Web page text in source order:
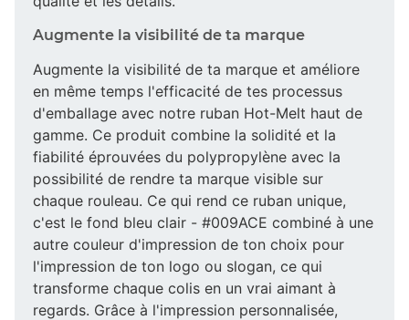
Augmente la visibilité de ta marque
Augmente la visibilité de ta marque et améliore
en même temps l'efficacité de tes processus
d'emballage avec notre ruban Hot-Melt haut de
gamme. Ce produit combine la solidité et la
fiabilité éprouvées du polypropylène avec la
possibilité de rendre ta marque visible sur
chaque rouleau. Ce qui rend ce ruban unique,
c'est le fond bleu clair - #009ACE combiné à une
autre couleur d'impression de ton choix pour
l'impression de ton logo ou slogan, ce qui
transforme chaque colis en un vrai aimant à
regards. Grâce à l'impression personnalisée,